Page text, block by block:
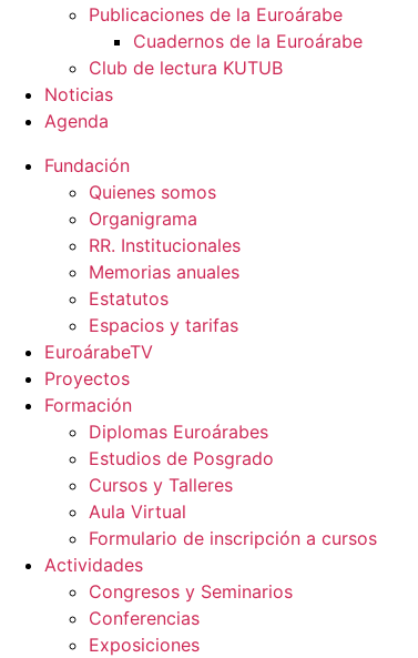
Publicaciones de la Euroárabe
Cuadernos de la Euroárabe
Club de lectura KUTUB
Noticias
Agenda
Fundación
Quienes somos
Organigrama
RR. Institucionales
Memorias anuales
Estatutos
Espacios y tarifas
EuroárabeTV
Proyectos
Formación
Diplomas Euroárabes
Estudios de Posgrado
Cursos y Talleres
Aula Virtual
Formulario de inscripción a cursos
Actividades
Congresos y Seminarios
Conferencias
Exposiciones